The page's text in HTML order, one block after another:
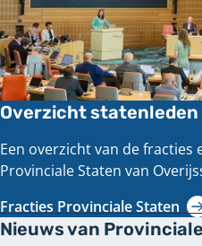
Overzicht statenleden
Een overzicht van de fracties
Provinciale Staten van
Fracties Provinciale Staten
Nieuws van